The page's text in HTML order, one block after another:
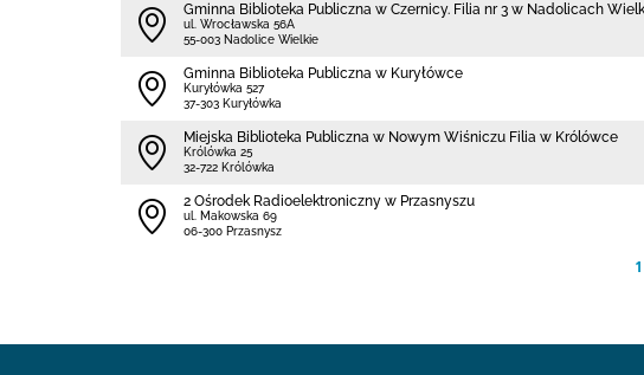
Gminna Biblioteka Publiczna w Czernicy. Filia nr 3 w Nadolicach
ul. Wrocławska 56A
55-003 Nadolice Wielkie
Gminna Biblioteka Publiczna w Kuryłówce
Kuryłówka 527
37-303 Kuryłówka
Miejska Biblioteka Publiczna w Nowym Wiśniczu Filia w Królówce
Królówka 25
32-722 Królówka
2 Ośrodek Radioelektroniczny w Przasnyszu
ul. Makowska 69
06-300 Przasnysz
1